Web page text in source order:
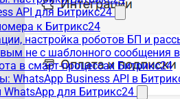
API для Битрикс24
к Битрикс24
настройка роботов БП и
не с шаблонного сообщения
в смарт-процессах Битрикс24
WhatsApp Business API в
для Битрикс24